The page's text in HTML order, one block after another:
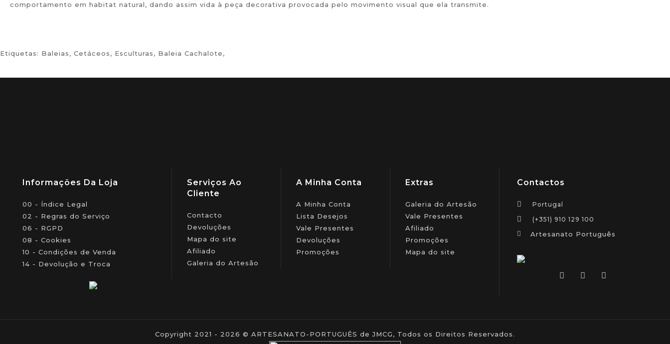
comportamento em habitat natural, dando assim vida à peça decorativa provocada pelo movimento visual que ela transmite.
Etiquetas: Baleias, Cetáceos, Esculturas, Baleia Cachalote,
Informações Da Loja
00 - Índice Legal
02 - Regras do Serviço
06 - RGPD
08 - Cookies
10 - Condições de Venda
14 - Devolução e Troca
Serviços Ao
Cliente
Contacto
Devoluções
Mapa do site
Afiliado
Galeria do Artesão
A Minha Conta
A Minha Conta
Lista Desejos
Vale Presentes
Devoluções
Promoções
Extras
Galeria do Artesão
Vale Presentes
Afiliado
Promoções
Mapa do site
Contactos
Portugal
(+351) 910 129 100
Artesanato Português
Copyright 2021 - 2026 © ARTESANATO-PORTUGUÊS de JMCG, Todos os Direitos Reservados.